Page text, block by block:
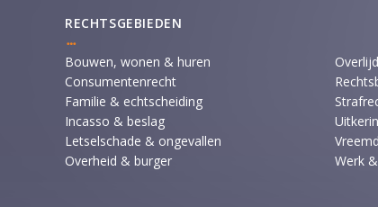
RECHTSGEBIEDEN
Bouwen, wonen & huren
Consumentenrecht
Familie & echtscheiding
Incasso & beslag
Letselschade & ongevallen
Overheid & burger
Werk